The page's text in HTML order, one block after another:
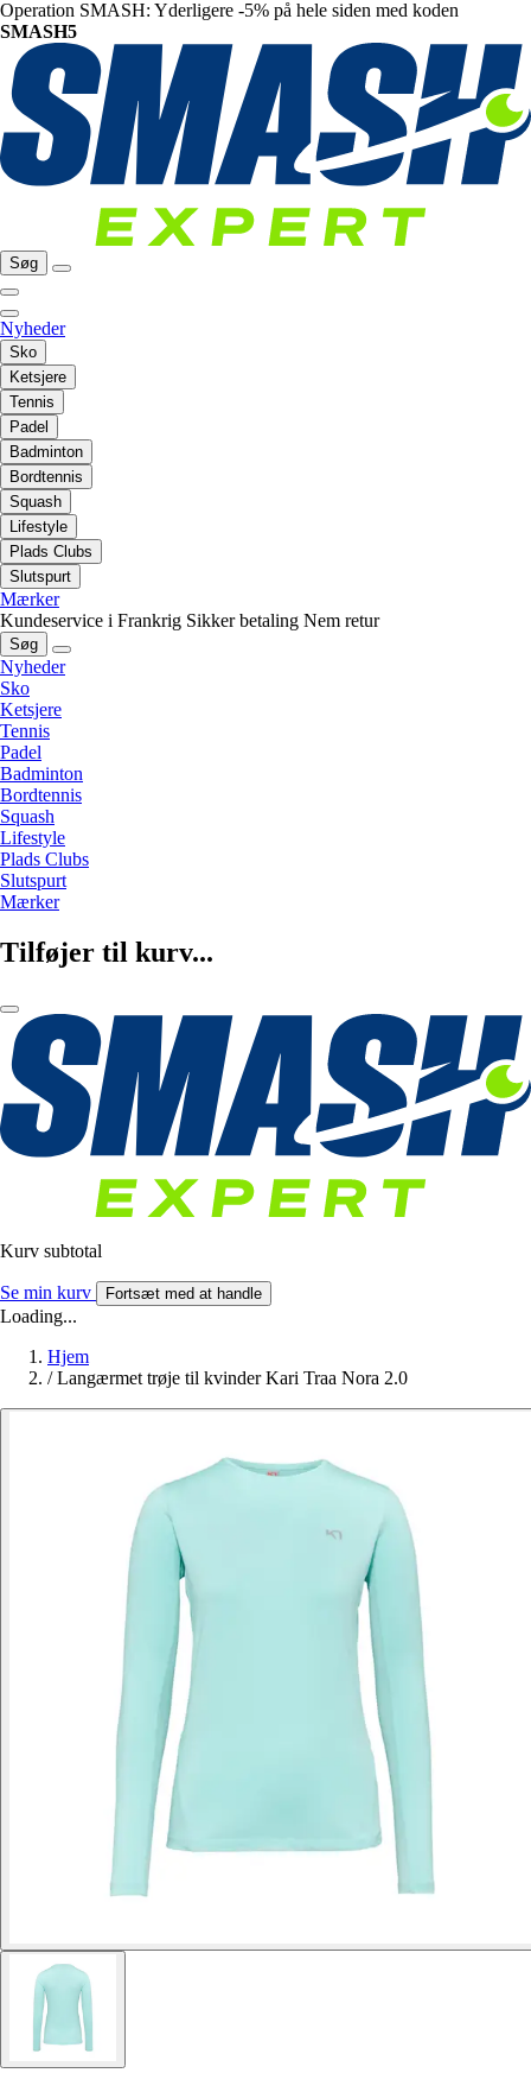
Operation SMASH: Yderligere -5% på hele siden med koden
SMASH5
Søg
Nyheder
Sko
Ketsjere
Tennis
Padel
Badminton
Bordtennis
Squash
Lifestyle
Plads Clubs
Slutspurt
Mærker
Kundeservice i Frankrig Sikker betaling Nem retur
Søg
Nyheder
Sko
Ketsjere
Tennis
Padel
Badminton
Bordtennis
Squash
Lifestyle
Plads Clubs
Slutspurt
Mærker
Tilføjer til kurv...
Kurv subtotal
Se min kurv Fortsæt med at handle
Loading...
Hjem
/ Langærmet trøje til kvinder Kari Traa Nora 2.0